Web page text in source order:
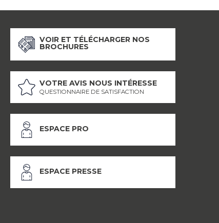
VOIR ET TÉLÉCHARGER NOS
BROCHURES
VOTRE AVIS NOUS INTÉRESSE
QUESTIONNAIRE DE SATISFACTION
ESPACE PRO
ESPACE PRESSE